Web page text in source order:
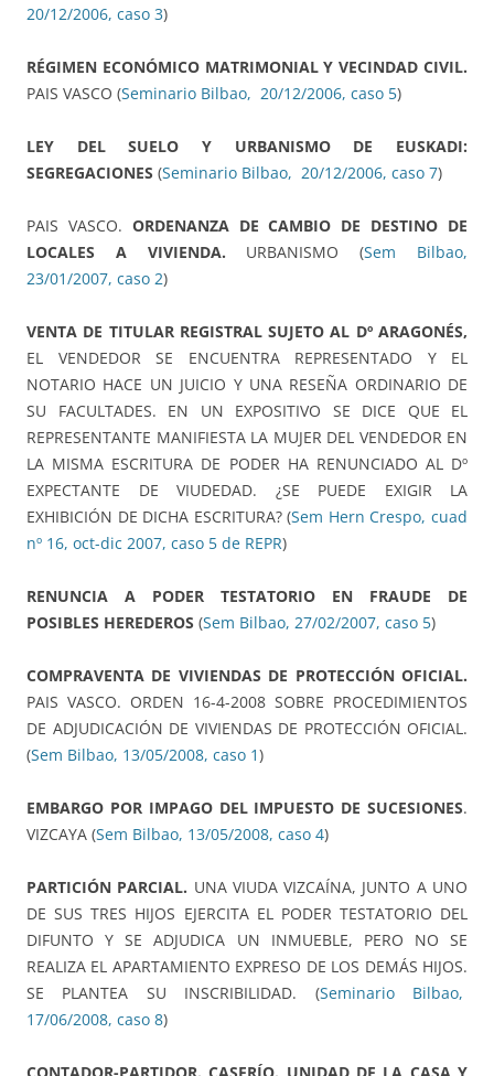
20/12/2006, caso 3)
RÉGIMEN ECONÓMICO MATRIMONIAL Y VECINDAD CIVIL.
PAIS VASCO (Seminario Bilbao, 20/12/2006, caso 5)
LEY DEL SUELO Y URBANISMO DE EUSKADI:
SEGREGACIONES (Seminario Bilbao, 20/12/2006, caso 7)
PAIS VASCO. ORDENANZA DE CAMBIO DE DESTINO DE
LOCALES A VIVIENDA. URBANISMO (Sem Bilbao,
23/01/2007, caso 2)
VENTA DE TITULAR REGISTRAL SUJETO AL Dº ARAGONÉS,
EL VENDEDOR SE ENCUENTRA REPRESENTADO Y EL
NOTARIO HACE UN JUICIO Y UNA RESEÑA ORDINARIO DE
SU FACULTADES. EN UN EXPOSITIVO SE DICE QUE EL
REPRESENTANTE MANIFIESTA LA MUJER DEL VENDEDOR EN
LA MISMA ESCRITURA DE PODER HA RENUNCIADO AL Dº
EXPECTANTE DE VIUDEDAD. ¿SE PUEDE EXIGIR LA
EXHIBICIÓN DE DICHA ESCRITURA? (Sem Hern Crespo, cuad
nº 16, oct-dic 2007, caso 5 de REPR)
RENUNCIA A PODER TESTATORIO EN FRAUDE DE
POSIBLES HEREDEROS (Sem Bilbao, 27/02/2007, caso 5)
COMPRAVENTA DE VIVIENDAS DE PROTECCIÓN OFICIAL.
PAIS VASCO. ORDEN 16-4-2008 SOBRE PROCEDIMIENTOS
DE ADJUDICACIÓN DE VIVIENDAS DE PROTECCIÓN OFICIAL.
(Sem Bilbao, 13/05/2008, caso 1)
EMBARGO POR IMPAGO DEL IMPUESTO DE SUCESIONES.
VIZCAYA (Sem Bilbao, 13/05/2008, caso 4)
PARTICIÓN PARCIAL. UNA VIUDA VIZCAÍNA, JUNTO A UNO
DE SUS TRES HIJOS EJERCITA EL PODER TESTATORIO DEL
DIFUNTO Y SE ADJUDICA UN INMUEBLE, PERO NO SE
REALIZA EL APARTAMIENTO EXPRESO DE LOS DEMÁS HIJOS.
SE PLANTEA SU INSCRIBILIDAD. (Seminario Bilbao,
17/06/2008, caso 8)